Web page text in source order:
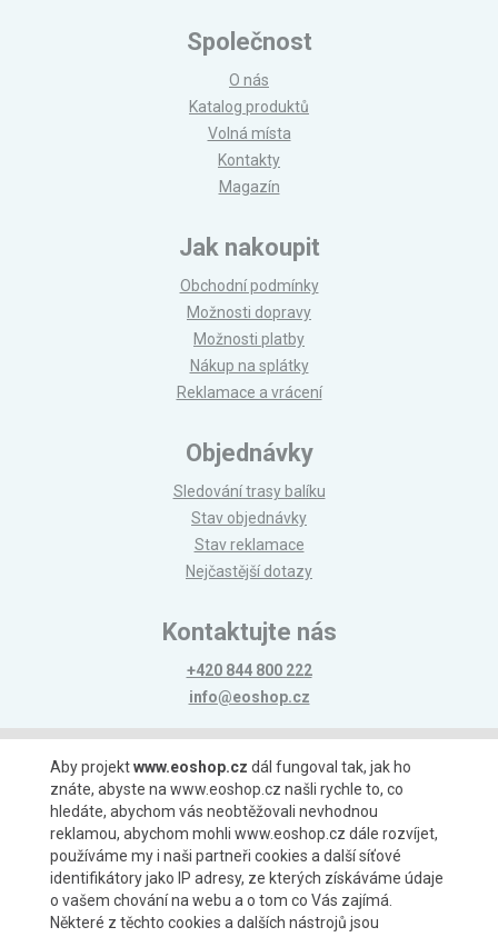
Společnost
O nás
Katalog produktů
Volná místa
Kontakty
Magazín
Jak nakoupit
Obchodní podmínky
Možnosti dopravy
Možnosti platby
Nákup na splátky
Reklamace a vrácení
Objednávky
Sledování trasy balíku
Stav objednávky
Stav reklamace
Nejčastější dotazy
Kontaktujte nás
+420 844 800 222
info@eoshop.cz
Možnosti platby
Možnosti dopravy
Aby projektwww.eoshop.cz dál fungoval tak, jak ho
znáte, abyste na www.eoshop.cz našli rychle to, co
hledáte, abychom vás neobtěžovali nevhodnou
reklamou, abychom mohli www.eoshop.cz dále rozvíjet,
používáme my i naši partneři cookies a další síťové
identifikátory jako IP adresy, ze kterých získáváme údaje
o vašem chování na webu a o tom co Vás zajímá.
Některé z těchto cookies a dalších nástrojů jsou